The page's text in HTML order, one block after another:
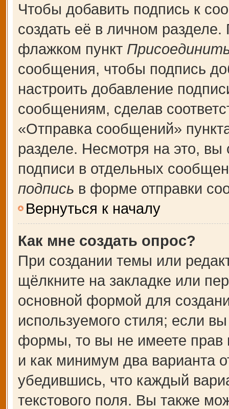
Чтобы добавить подпись к
создать её в личном
флажком пункт
сообщения, чтобы подпись
настроить добавление
сообщениям, сделав
«Отправка сообщений»
разделе. Несмотря на это,
подписи в отдельных
подпись в форме отправки
Вернуться к началу
Как мне создать опрос?
При создании темы или
щёлкните на закладке или
основной формой для
используемого стиля; если
формы, то вы не имеете прав
и как минимум два варианта
убедившись, что каждый
текстового поля. Вы также